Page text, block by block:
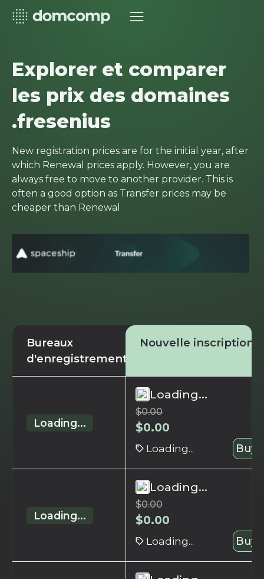
Explorer et comparer
les prix des domaines
.fresenius
New registration prices are for the initial year, after
which Renewal prices apply. However, you are
always free to move to another provider. This is
often a good option as Transfer prices may be
cheaper than Renewal
Bureaux
d'enregistrement
Nouvelle inscription
Loading...
Loading...
$0.00
$0.00
Loading... Buy
Loading...
Loading...
$0.00
$0.00
Loading... Buy